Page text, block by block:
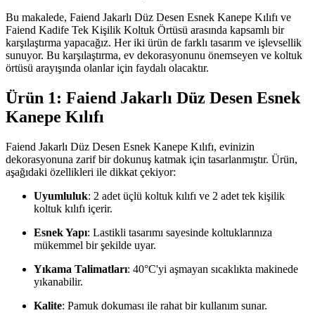
Bu makalede, Faiend Jakarlı Düz Desen Esnek Kanepe Kılıfı ve
Faiend Kadife Tek Kişilik Koltuk Örtüsü arasında kapsamlı bir
karşılaştırma yapacağız. Her iki ürün de farklı tasarım ve işlevsellik
sunuyor. Bu karşılaştırma, ev dekorasyonunu önemseyen ve koltuk
örtüsü arayışında olanlar için faydalı olacaktır.
Ürün 1: Faiend Jakarlı Düz Desen Esnek
Kanepe Kılıfı
Faiend Jakarlı Düz Desen Esnek Kanepe Kılıfı, evinizin
dekorasyonuna zarif bir dokunuş katmak için tasarlanmıştır. Ürün,
aşağıdaki özellikleri ile dikkat çekiyor:
Uyumluluk: 2 adet üçlü koltuk kılıfı ve 2 adet tek kişilik
koltuk kılıfı içerir.
Esnek Yapı: Lastikli tasarımı sayesinde koltuklarınıza
mükemmel bir şekilde uyar.
Yıkama Talimatları: 40°C'yi aşmayan sıcaklıkta makinede
yıkanabilir.
Kalite: Pamuk dokuması ile rahat bir kullanım sunar.